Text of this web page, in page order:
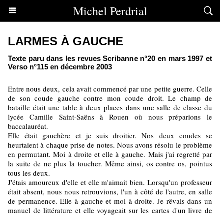
Michel Perdrial
LARMES À GAUCHE
Texte paru dans les revues Scribanne n°20 en mars 1997 et
Verso n°115 en décembre 2003
Entre nous deux, cela avait commencé par une petite guerre. Celle
de son coude gauche contre mon coude droit. Le champ de
bataille était une table à deux places dans une salle de classe du
lycée Camille Saint-Saëns à Rouen où nous préparions le
baccalauréat.
Elle était gauchère et je suis droitier. Nos deux coudes se
heurtaient à chaque prise de notes. Nous avons résolu le problème
en permutant. Moi à droite et elle à gauche. Mais j'ai regretté par
la suite de ne plus la toucher. Même ainsi, os contre os, pointus
tous les deux.
J'étais amoureux d'elle et elle m'aimait bien. Lorsqu'un professeur
était absent, nous nous retrouvions, l'un à côté de l'autre, en salle
de permanence. Elle à gauche et moi à droite. Je rêvais dans un
manuel de littérature et elle voyageait sur les cartes d'un livre de